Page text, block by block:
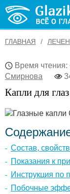
ГЛАВНАЯ
Время чтения:
Смирнова
Капли для
Состав,
Показания к
Инструкция по
Побочные